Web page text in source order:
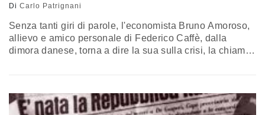
Di Carlo Patrignani
Senza tanti giri di parole, l'economista Bruno Amoroso,
allievo e amico personale di Federico Caffè, dalla
dimora danese, torna a dire la sua sulla crisi, la chiama
sociali e non risparmia il Pd. Il Pd ha scelto…